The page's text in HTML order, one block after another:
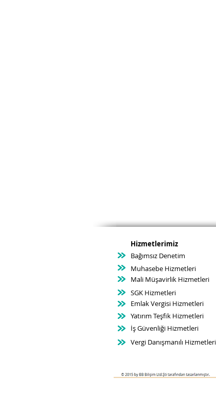
Hizmetlerimiz
Bağımsız Denetim
Muhasebe Hizmetleri
Mali Müşavirlik Hizmetleri
SGK Hizmetleri
Emlak Vergisi Hizmetleri
Yatırım Teşfik Hizmetleri
İş Güvenliği Hizmetleri
Vergi Danışmanılı Hizmetleri